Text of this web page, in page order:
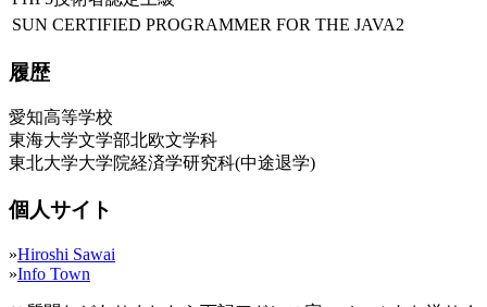
SUN CERTIFIED PROGRAMMER FOR THE JAVA2
履歴
愛知高等学校
東海大学文学部北欧文学科
東北大学大学院経済学研究科(中途退学)
個人サイト
»Hiroshi Sawai
»Info Town